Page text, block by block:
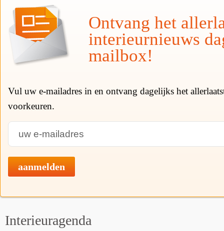
Ontvang het
interieurnieuws
mailbox!
Vul uw e-mailadres in en ontvang dagelijks het
voorkeuren.
aanmelden
Interieuragenda